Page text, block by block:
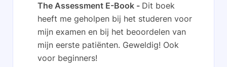
The Assessment E-Book
Dit boek
heeft me geholpen bij het studeren voor
mijn examen en bij het beoordelen van
mijn eerste patiënten. Geweldig! Ook
voor beginners!